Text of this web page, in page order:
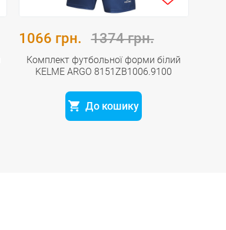
1066 грн. 1374 грн.
Комплект футбольної форми білий
KELME ARGO 8151ZB1006.9100
До кошику